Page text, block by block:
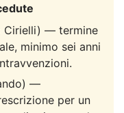
Cirielli) — termine
minimo sei anni
—
per un